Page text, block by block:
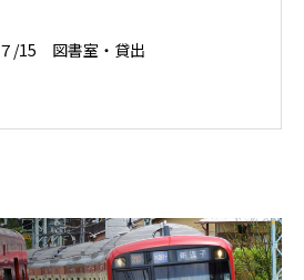
７/15 図書室・貸出